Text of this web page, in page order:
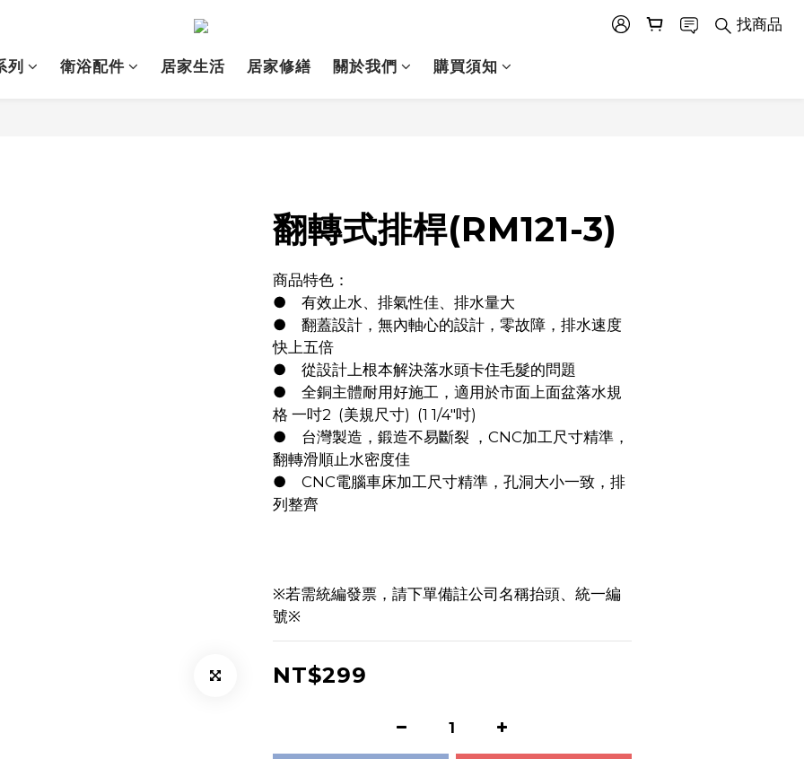
找商品
列 衛浴配件 居家生活 居家修繕 關於我們 購買須知
翻轉式排桿(RM121-3)
商品特色：
●	有效止水、排氣性佳、排水量大
●	翻蓋設計，無內軸心的設計，零故障，排水速度
快上五倍
●	從設計上根本解決落水頭卡住毛髮的問題
●	全銅主體耐用好施工，適用於市面上面盆落水規
格 一吋2  (美規尺寸)  (1 1/4"吋)
●	台灣製造，鍛造不易斷裂 ，CNC加工尺寸精準，
翻轉滑順止水密度佳
●	CNC電腦車床加工尺寸精準，孔洞大小一致，排
列整齊
※若需統編發票，請下單備註公司名稱抬頭、統一編
號※
NT$299